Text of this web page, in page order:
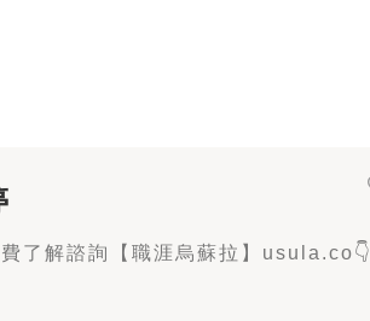
了解諮詢【職涯烏蘇拉】usula.co👇